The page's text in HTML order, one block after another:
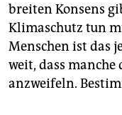
breiten Konsens
Klimaschutz tun
Menschen ist das
weit, dass
anzweifeln.